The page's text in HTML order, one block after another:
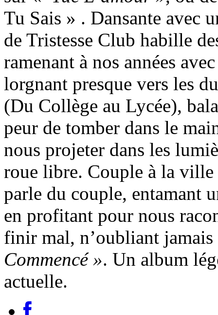
Tu Sais » . Dansante avec
de Tristesse Club habille
ramenant à nos années
lorgnant presque vers les
(Du Collège au Lycée),
peur de tomber dans le
nous projeter dans les
roue libre. Couple à la ville
parle du couple, entamant
en profitant pour nous
finir mal, n’oubliant
Commencé ». Un album
actuelle.